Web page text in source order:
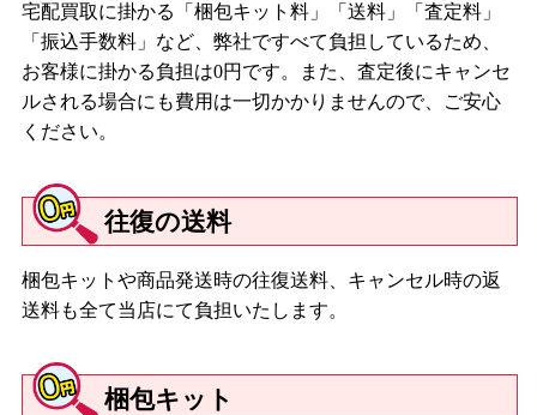
宅配買取に掛かる「梱包キット料」「送料」「査定料」
「振込手数料」など、弊社ですべて負担しているため、
お客様に掛かる負担は0円です。また、査定後にキャンセ
ルされる場合にも費用は一切かかりませんので、ご安心
ください。
往復の送料
梱包キットや商品発送時の往復送料、キャンセル時の返
送料も全て当店にて負担いたします。
梱包キット